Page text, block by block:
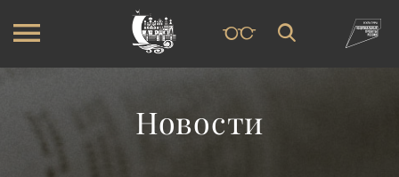
Новости